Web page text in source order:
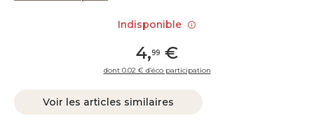
4,99 €
dont 0.02 € d’éco participation
Voir les articles similaires